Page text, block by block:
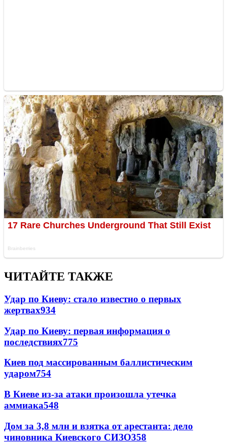
ЧИТАЙТЕ ТАКЖЕ
Удар по Киеву: стало известно о первых
жертвах934
Удар по Киеву: первая информация о
последствиях775
Киев под массированным баллистическим
ударом754
В Киеве из-за атаки произошла утечка
аммиака548
Дом за 3,8 млн и взятка от арестанта: дело
чиновника Киевского СИЗО358